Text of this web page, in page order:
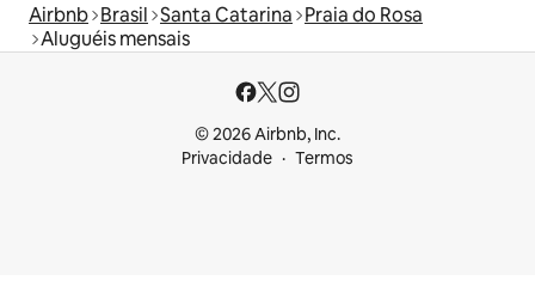
Airbnb Brasil Santa Catarina Praia do Rosa
Aluguéis mensais
© 2026 Airbnb, Inc.
Privacidade
Termos